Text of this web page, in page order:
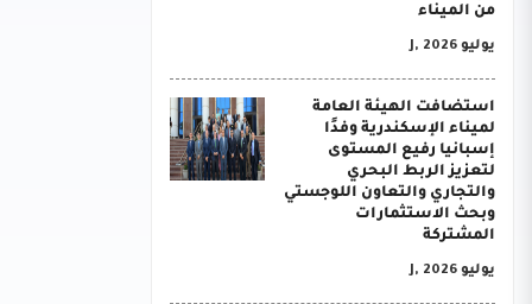
من الميناء
يوليو J, 2026
استضافت الهيئة العامة
لميناء الإسكندرية وفدًا
إسبانيا رفيع المستوى
لتعزيز الربط البحري
والتجاري والتعاون اللوجستي
وبحث الاستثمارات
المشتركة
يوليو J, 2026